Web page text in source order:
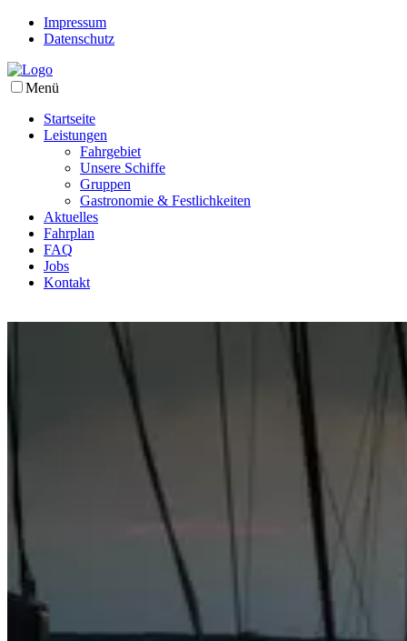
Impressum
Datenschutz
Menü
Startseite
Leistungen
Fahrgebiet
Unsere Schiffe
Gruppen
Gastronomie & Festlichkeiten
Aktuelles
Fahrplan
FAQ
Jobs
Kontakt